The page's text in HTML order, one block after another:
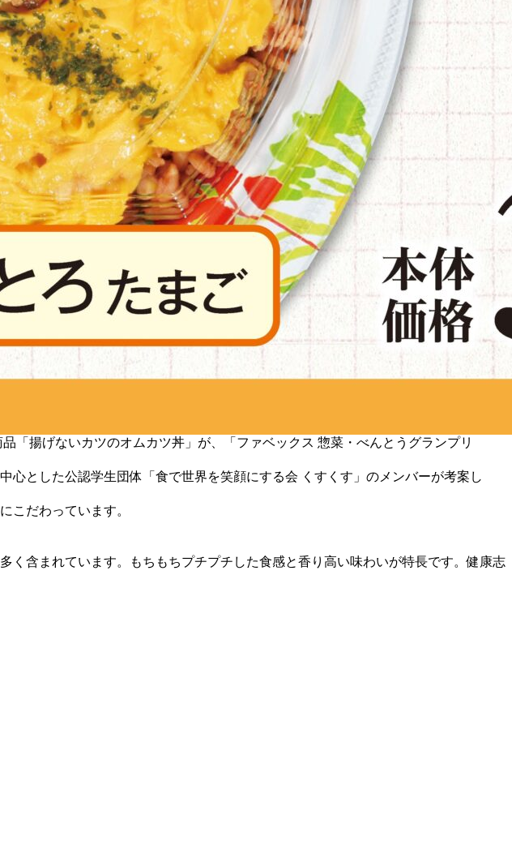
「揚げないカツのオムカツ丼」が、「ファベックス 惣菜・べんとうグランプリ
とした公認学生団体「食で世界を笑顔にする会 くすくす」のメンバーが考案し
こだわっています。
含まれています。もちもちプチプチした食感と香り高い味わいが特長です。健康志